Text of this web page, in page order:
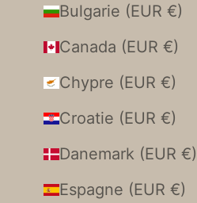
Bulgarie (EUR €)
Canada (EUR €)
Chypre (EUR €)
Croatie (EUR €)
Danemark (EUR €)
Espagne (EUR €)